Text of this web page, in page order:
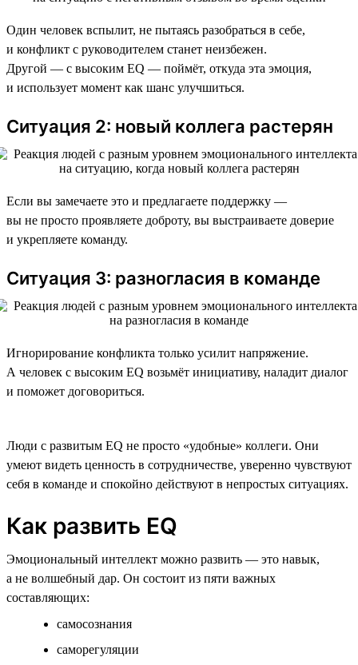
Один человек вспылит, не пытаясь разобраться в себе,
и конфликт с руководителем станет неизбежен.
Другой — с высоким EQ — поймёт, откуда эта эмоция,
и использует момент как шанс улучшиться.
Ситуация 2: новый коллега растерян
Если вы замечаете это и предлагаете поддержку —
вы не просто проявляете доброту, вы выстраиваете доверие
и укрепляете команду.
Ситуация 3: разногласия в команде
Игнорирование конфликта только усилит напряжение.
А человек с высоким EQ возьмёт инициативу, наладит диалог
и поможет договориться.
Люди с развитым EQ не просто «удобные» коллеги. Они
умеют видеть ценность в сотрудничестве, уверенно чувствуют
себя в команде и спокойно действуют в непростых ситуациях.
Как развить EQ
Эмоциональный интеллект можно развить — это навык,
а не волшебный дар. Он состоит из пяти важных
составляющих:
самосознания
саморегуляции